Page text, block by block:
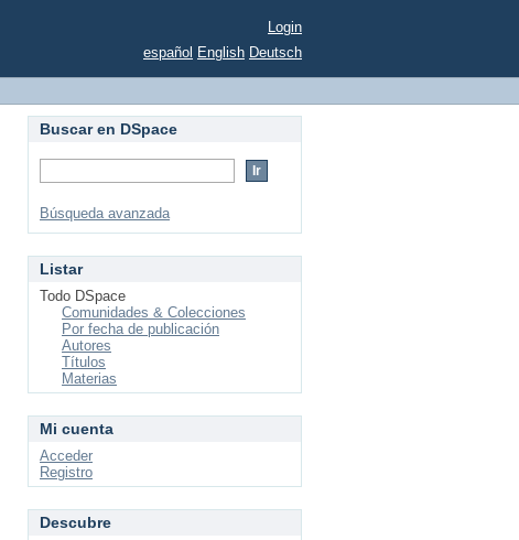
Login
español English Deutsch
Buscar en DSpace
Búsqueda avanzada
Listar
Todo DSpace
Comunidades & Colecciones
Por fecha de publicación
Autores
Títulos
Materias
Mi cuenta
Acceder
Registro
Descubre